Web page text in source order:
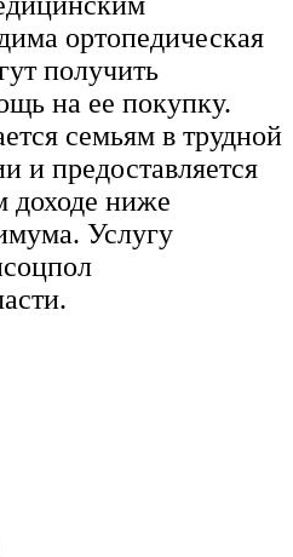
ортопедическая
получить
на ее покупку.
семьям в трудной
и предоставляется
доходе ниже
Услугу